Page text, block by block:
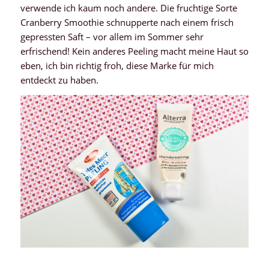
verwende ich kaum noch andere. Die fruchtige Sorte
Cranberry Smoothie schnupperte nach einem frisch
gepressten Saft – vor allem im Sommer sehr
erfrischend! Kein anderes Peeling macht meine Haut so
eben, ich bin richtig froh, diese Marke für mich
entdeckt zu haben.